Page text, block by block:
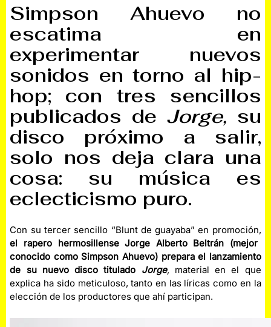
Simpson Ahuevo no
escatima en
experimentar nuevos
sonidos en torno al hip-
hop; con tres sencillos
publicados de Jorge, su
disco próximo a salir,
solo nos deja clara una
cosa: su música es
eclecticismo puro.
Con su tercer sencillo “Blunt de guayaba” en promoción,
el rapero hermosillense Jorge Alberto Beltrán (mejor
conocido como Simpson Ahuevo) prepara el lanzamiento
de su nuevo disco titulado Jorge,material en el que
explica ha sido meticuloso, tanto en las líricas como en la
elección de los productores que ahí participan.